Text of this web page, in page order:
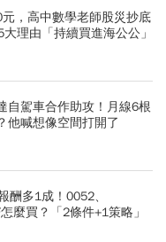
，高中數學老師股災抄底
理由「持續買進海公公」
自駕車合作助攻！月線6根
他喊想像空間打開了
酬多1成！0052、
麼買？「2條件+1策略」